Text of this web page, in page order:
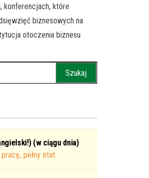
konferencjach, które
biznesowych na
otoczenia biznesu
(w ciągu dnia)
pełny etat